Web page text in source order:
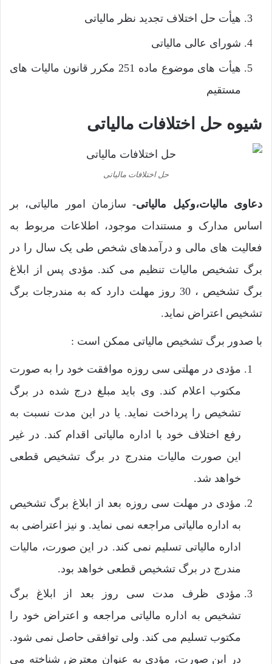
هیأت حل اختلاف تجدید نظر مالیاتی
شورای عالی مالیاتی
هیأت های موضوع ماده 251 مکرر قانون مالیات های
مستقیم
شیوه حل اختلافات مالیاتی
حل اختلافات مالیاتی
دعاوی مالیات،وکیل مالیاتی- سازمان امور مالیاتی، بر
اساس مدارک و مستندات موجود، اطلاعات مربوط به
فعالیت های مالی و درآمدهای شخص طی یک سال را در
برگ تشخیص مالیات تنظیم می کند. مؤدی پس از ابلاغ
برگ تشخیص ، 30 روز مهلت دارد که به مندرجات برگ
تشخیص اعتراض نماید.
با صدور برگ تشخیص مالیاتی ممکن است :
مؤدی در مهلتی سی روزه موافقت خود را به صورت
مکتوب اعلام کند. وی باید مبلغ درج شده در برگ
تشخیص را پرداخت نماید. یا در این مدت نسبت به
رفع اختلاف خود با اداره مالیاتی اقدام کند. در غیر
این صورت مالیات مندرج در برگ تشخیص قطعی
خواهد شد.
مؤدی در مهلت سی روزه بعد از ابلاغ برگ تشخیص
به اداره مالیاتی مراجعه نمی نماید. و نیز اعتراضی به
اداره مالیاتی تسلیم نمی کند. در این صورت، مالیات
مندرج در برگ تشخیص قطعی خواهد بود.
مؤدی ظرف مدت سی روز بعد از ابلاغ برگ
تشخیص به اداره مالیاتی مراجعه و اعتراض خود را
مکتوب تسلیم می کند. ولی توافقی حاصل نمی شود.
در این صورت، مؤدی به عنوان معترض شناخته می